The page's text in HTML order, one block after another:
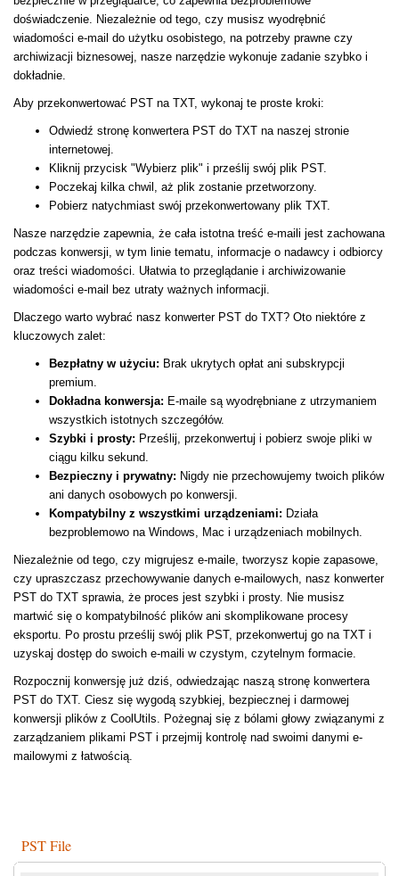
doświadczenie. Niezależnie od tego, czy musisz wyodrębnić
wiadomości e-mail do użytku osobistego, na potrzeby prawne czy
archiwizacji biznesowej, nasze narzędzie wykonuje zadanie szybko i
dokładnie.
Aby przekonwertować PST na TXT, wykonaj te proste kroki:
Odwiedź stronę konwertera PST do TXT na naszej stronie
internetowej.
Kliknij przycisk "Wybierz plik" i prześlij swój plik PST.
Poczekaj kilka chwil, aż plik zostanie przetworzony.
Pobierz natychmiast swój przekonwertowany plik TXT.
Nasze narzędzie zapewnia, że cała istotna treść e-maili jest zachowana
podczas konwersji, w tym linie tematu, informacje o nadawcy i odbiorcy
oraz treści wiadomości. Ułatwia to przeglądanie i archiwizowanie
wiadomości e-mail bez utraty ważnych informacji.
Dlaczego warto wybrać nasz konwerter PST do TXT? Oto niektóre z
kluczowych zalet:
Bezpłatny w użyciu: Brak ukrytych opłat ani subskrypcji
premium.
Dokładna konwersja: E-maile są wyodrębniane z utrzymaniem
wszystkich istotnych szczegółów.
Szybki i prosty: Prześlij, przekonwertuj i pobierz swoje pliki w
ciągu kilku sekund.
Bezpieczny i prywatny: Nigdy nie przechowujemy twoich plików
ani danych osobowych po konwersji.
Kompatybilny z wszystkimi urządzeniami: Działa
bezproblemowo na Windows, Mac i urządzeniach mobilnych.
Niezależnie od tego, czy migrujesz e-maile, tworzysz kopie zapasowe,
czy upraszczasz przechowywanie danych e-mailowych, nasz konwerter
PST do TXT sprawia, że proces jest szybki i prosty. Nie musisz
martwić się o kompatybilność plików ani skomplikowane procesy
eksportu. Po prostu prześlij swój plik PST, przekonwertuj go na TXT i
uzyskaj dostęp do swoich e-maili w czystym, czytelnym formacie.
Rozpocznij konwersję już dziś, odwiedzając naszą stronę konwertera
PST do TXT. Ciesz się wygodą szybkiej, bezpiecznej i darmowej
konwersji plików z CoolUtils. Pożegnaj się z bólami głowy związanymi z
zarządzaniem plikami PST i przejmij kontrolę nad swoimi danymi e-
mailowymi z łatwością.
PST File